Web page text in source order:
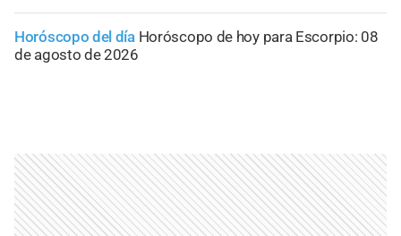
Horóscopo del día Horóscopo de hoy para Escorpio: 08
de agosto de 2026